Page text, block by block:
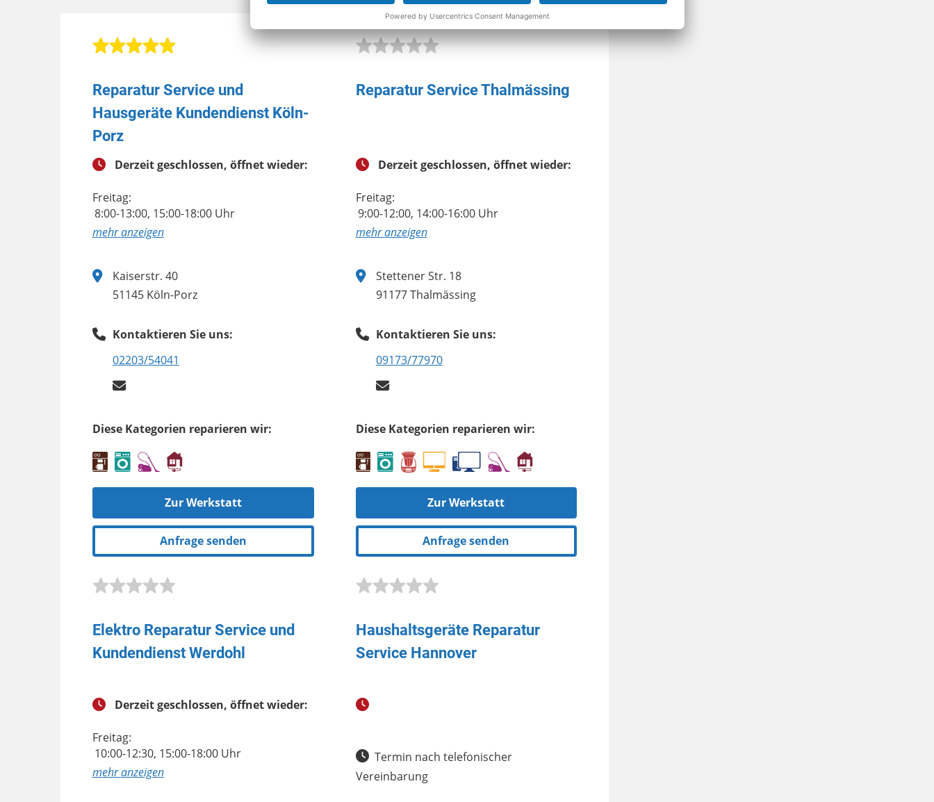
Reparatur Service und
Hausgeräte Kundendienst Köln-
Porz
Derzeit geschlossen, öffnet wieder:
Freitag:
8:00-13:00, 15:00-18:00 Uhr
anzeigen
Kaiserstr. 40
51145 Köln-Porz
Kontaktieren Sie uns:
02203/54041
Diese Kategorien reparieren wir:
Zur Werkstatt
Anfrage senden
Reparatur Service Thalmässing
Derzeit geschlossen, öffnet wieder:
Freitag:
9:00-12:00, 14:00-16:00 Uhr
anzeigen
Stettener Str. 18
91177 Thalmässing
Kontaktieren Sie uns:
09173/77970
Diese Kategorien reparieren wir:
Zur Werkstatt
Anfrage senden
Elektro Reparatur Service und
Kundendienst Werdohl
Derzeit geschlossen, öffnet wieder:
Freitag:
10:00-12:30, 15:00-18:00 Uhr
anzeigen
Haushaltsgeräte Reparatur
Service Hannover
Termin nach telefonischer
Vereinbarung